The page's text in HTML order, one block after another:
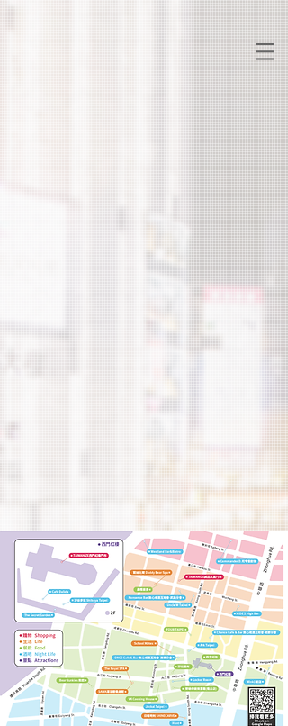
公益
彩虹
西門
時尚
潮流
��品味
生活